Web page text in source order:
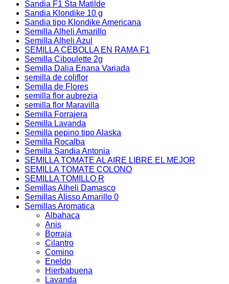
Sandia F1 Sta Matilde
Sandia Klondike 10 g
Sandia tipo Klondike Americana
Semilla Alheli Amarillo
Semilla Alheli Azul
SEMILLA CEBOLLA EN RAMA F1
Semilla Ciboulette 2g
Semilla Dalia Enana Variada
semilla de coliflor
Semilla de Flores
semilla flor aubrezia
semilla flor Maravilla
Semilla Forrajera
Semilla Lavanda
Semilla pepino tipo Alaska
Semilla Rocalba
Semilla Sandia Antonia
SEMILLA TOMATE AL AIRE LIBRE EL MEJOR
SEMILLA TOMATE COLONO
SEMILLA TOMILLO R
Semillas Alheli Damasco
Semillas Alisso Amarillo 0
Semillas Aromatica
Albahaca
Anis
Borraja
Cilantro
Comino
Eneldo
Hierbabuena
Lavanda